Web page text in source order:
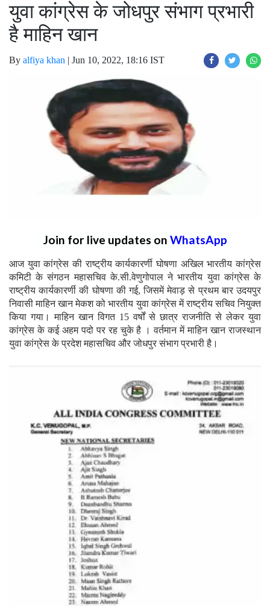
युवा कांग्रेस के जोधपुर संभाग प्रभारी
है माहिन खान
By alfiya khan | Jun 10, 2022, 18:16 IST
Join for live updates on WhatsApp
आज युवा कांग्रेस की राष्ट्रीय कार्यकारर्णी घोषणा अखिल भारतीय कांग्रेस
कमिटी के संगठन महासचिव के.सी.वेणुगोपाल ने भारतीय युवा कांग्रेस के
राष्ट्रीय कार्यकारर्णी की घोषणा की गई, जिसमें मेवाड़ से प्रथम बार उदयपुर
निवासी माहिन खान मेकश को भारतीय युवा कांग्रेस में राष्ट्रीय सचिव नियुक्त
किया गया। माहिन खान विगत 15 वर्षों से छात्र राजनीति से लेकर युवा
कांग्रेस के कई अहम पदो पर रह चुके है । वर्तमान में माहिन खान राजस्थान
युवा कांग्रेस के प्रदेश महासचिव और जोधपुर संभाग प्रभारी है।